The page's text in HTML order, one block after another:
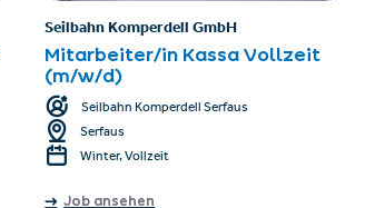
Seilbahn Komperdell GmbH
Mitarbeiter/in Kassa Vollzeit
(m/w/d)
Seilbahn Komperdell Serfaus
Serfaus
Winter, Vollzeit
Job ansehen